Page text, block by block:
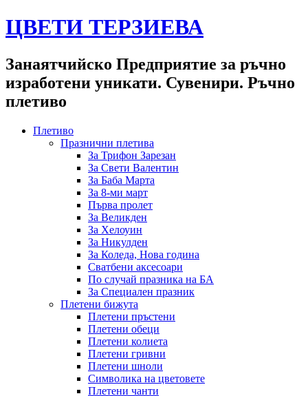
ЦВЕТИ ТЕРЗИЕВА
Занаятчийско Предприятие за ръчно
изработени уникати. Сувенири. Ръчно
плетиво
Плетиво
Празнични плетива
За Трифон Зарезан
За Свети Валентин
За Баба Марта
За 8-ми март
Първа пролет
За Великден
За Хелоуин
За Никулден
За Коледа, Нова година
Сватбени аксесоари
По случай празника на БА
За Специален празник
Плетени бижута
Плетени пръстени
Плетени обeци
Плетени колиета
Плетени гривни
Плетени шноли
Символика на цветовете
Плетени чанти